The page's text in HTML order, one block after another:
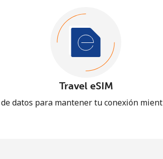
Travel eSIM
datos para mantener tu conexión